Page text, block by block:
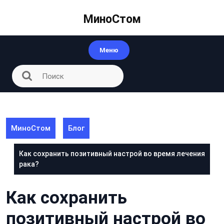
МиноСтом
Меню
МиноСтом Блог
Как сохранить позитивный настрой во время лечения
рака?
Как сохранить
позитивный настрой во